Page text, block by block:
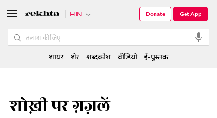
शोख़ी पर ग़ज़लें
HIN Get App
Donate
शायर शेर शब्दकोश वीडियो ई-पुस्तक